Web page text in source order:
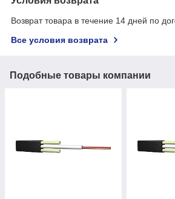
Возврат товара в течение 14 дней по
Все условия возврата
Подобные товары компании